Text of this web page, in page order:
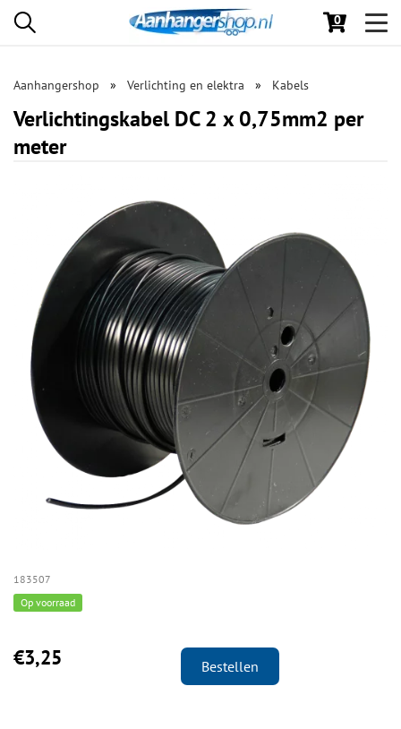
0
Aanhangershop Verlichting en elektra Kabels
Verlichtingskabel DC 2 x 0,75mm2 per
meter
183507
Op voorraad
€3,25 Bestellen